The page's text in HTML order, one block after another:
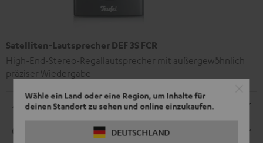
Wähle ein Land oder eine Region, um Inhalte für
deinen Standort zu sehen und online einzukaufen.
DEUTSCHLAND
Satelliten-Lautsprecher DEF 3S FCR
High-End-Stereo-Regallautsprecher mit außergewöhnlich
präziser Wiedergabe
Abmessungen